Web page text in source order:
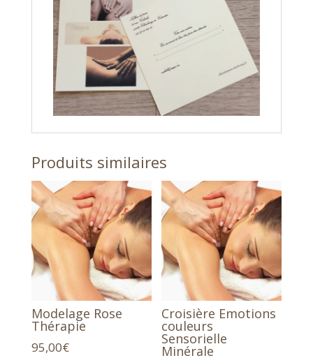
Produits similaires
Modelage Rose
Thérapie
95,00€
Croisière Emotions
couleurs
Sensorielle
Minérale